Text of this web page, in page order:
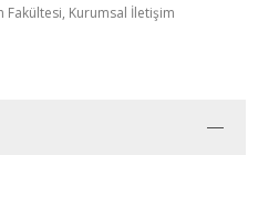
Kurumsal İletişim